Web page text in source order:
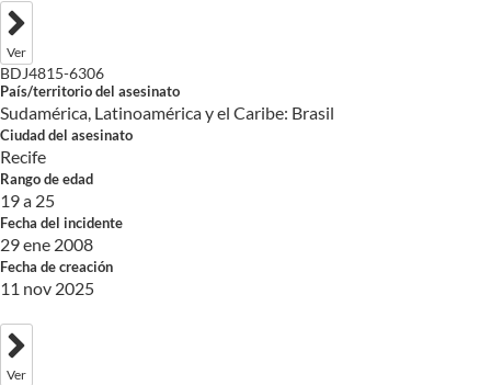
Ver
BDJ4815-6306
País/territorio del asesinato
Sudamérica, Latinoamérica y el Caribe: Brasil
Ciudad del asesinato
Recife
Rango de edad
19 a 25
Fecha del incidente
29 ene 2008
Fecha de creación
11 nov 2025
Ver